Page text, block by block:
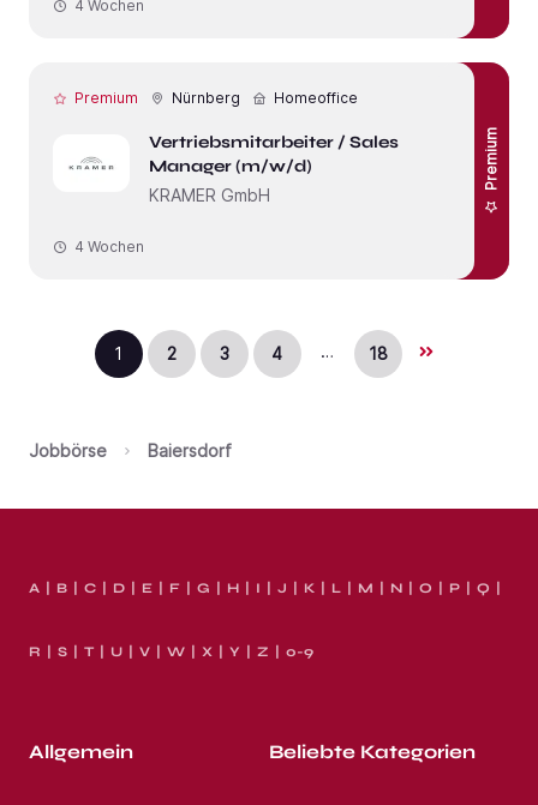
4 Wochen
Premium Nürnberg Homeoffice
Vertriebsmitarbeiter / Sales
Manager (m/w/d)
KRAMER GmbH
Premium
4 Wochen
1 2 3 4 … 18
Jobbörse Baiersdorf
A B C D E F G H I J K L M N O P Q
R S T U V W X Y Z 0-9
Allgemein Beliebte Kategorien